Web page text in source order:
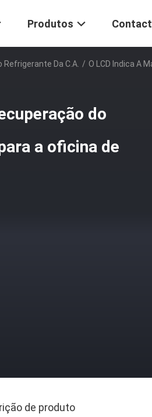
Produtos
Refrigerante Da C.A. / O LCD Indica A
do
a oficina de
de produto